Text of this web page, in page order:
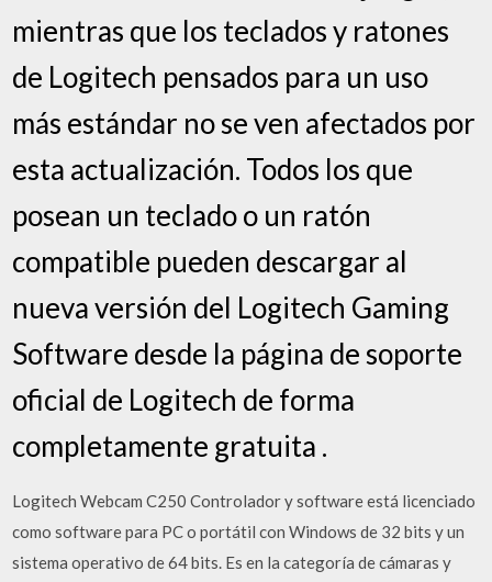
mientras que los teclados y ratones
de Logitech pensados para un uso
más estándar no se ven afectados por
esta actualización. Todos los que
posean un teclado o un ratón
compatible pueden descargar al
nueva versión del Logitech Gaming
Software desde la página de soporte
oficial de Logitech de forma
completamente gratuita .
Logitech Webcam C250 Controlador y software está licenciado
como software para PC o portátil con Windows de 32 bits y un
sistema operativo de 64 bits. Es en la categoría de cámaras y